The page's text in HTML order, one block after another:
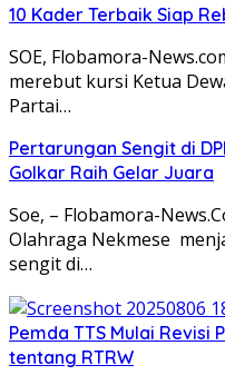
10 Kader Terbaik Siap
SOE, Flobamora-
merebut kursi Ketua
Partai…
Pertarungan Sengit di
Golkar Raih Gelar Juara
Soe, – Flobamora-
Olahraga Nekmese
sengit di…
Pemda TTS Mulai Revisi
tentang RTRW